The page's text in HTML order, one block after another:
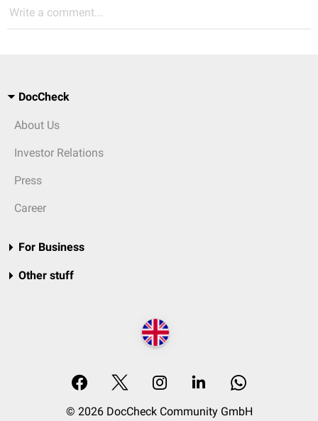
Write a comment...
DocCheck
About Us
Investor Relations
Press
Career
For Business
Other stuff
© 2026 DocCheck Community GmbH